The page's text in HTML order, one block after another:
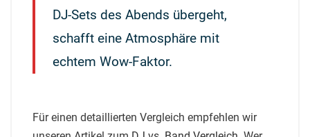
DJ-Sets des Abends übergeht,
schafft eine Atmosphäre mit
echtem Wow-Faktor.
Für einen detaillierten Vergleich empfehlen wir